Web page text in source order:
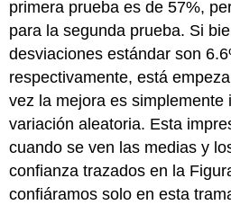
primera prueba es de 57%,
para la segunda prueba. Si
desviaciones estándar son
respectivamente, está
vez la mejora es simplemente
variación aleatoria. Esta
cuando se ven las medias y
confianza trazados en la
confiáramos solo en esta